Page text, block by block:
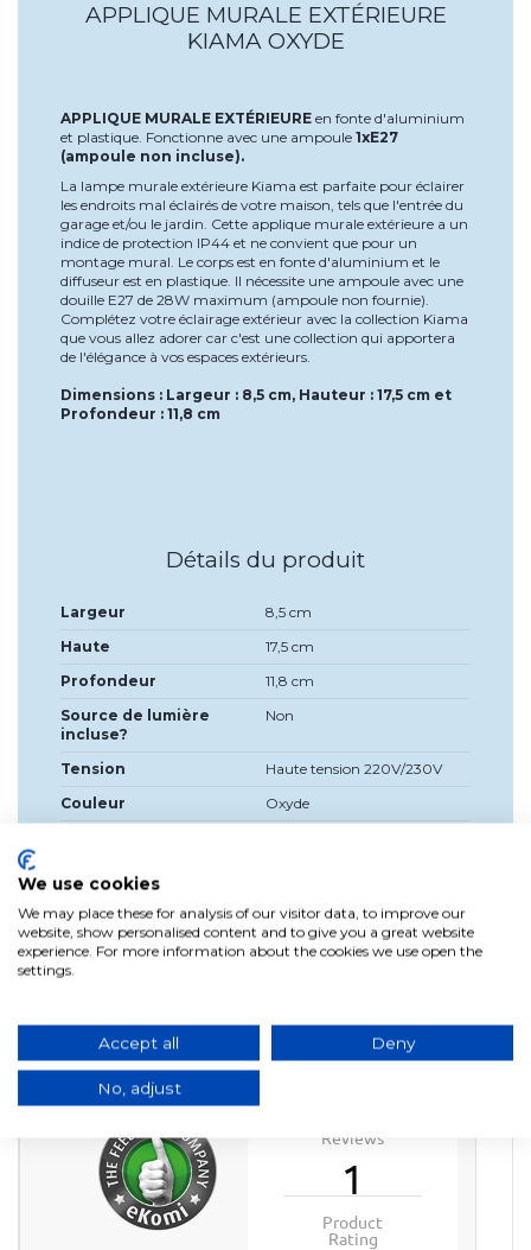
APPLIQUE MURALE EXTÉRIEURE
KIAMA OXYDE
APPLIQUE MURALE EXTÉRIEURE en fonte d'aluminium
et plastique. Fonctionne avec une ampoule 1xE27
(ampoule non incluse).
La lampe murale extérieure Kiama est parfaite pour éclairer
les endroits mal éclairés de votre maison, tels que l'entrée du
garage et/ou le jardin. Cette applique murale extérieure a un
indice de protection IP44 et ne convient que pour un
montage mural. Le corps est en fonte d'aluminium et le
diffuseur est en plastique. Il nécessite une ampoule avec une
douille E27 de 28W maximum (ampoule non fournie).
Complétez votre éclairage extérieur avec la collection Kiama
que vous allez adorer car c'est une collection qui apportera
de l'élégance à vos espaces extérieurs.
Dimensions : Largeur : 8,5 cm, Hauteur : 17,5 cm et
Profondeur : 11,8 cm
Détails du produit
Largeur
8,5 cm
Haute
17,5 cm
Profondeur
11,8 cm
Source de lumière
incluse?
Non
Tension
Haute tension 220V/230V
Couleur
Oxyde
Indice de protection
Cap
E27
Reviews
1
Product
Rating
We use cookies
We may place these for analysis of our visitor data, to improve our
website, show personalised content and to give you a great website
experience. For more information about the cookies we use open the
settings.
Accept all Deny
No, adjust